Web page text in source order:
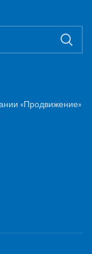
«Продвижение»